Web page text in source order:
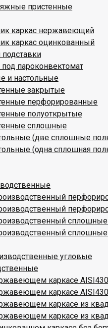
пристенные
каркас нержавеющий
каркас оцинкованный
пароконвектомат
и настольные
закрытые
перфорированные
полуоткрытые
сплошные
(две сплошные
(одна сплошная
угловые
каркасе
каркасе
каркасе из
каркасе из